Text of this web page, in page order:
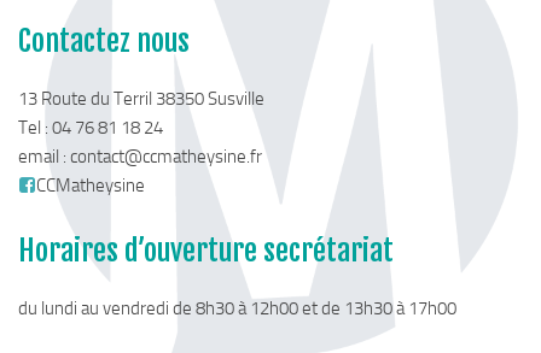
Appel à projet Friche
Reconquête de terrains agricoles et installations
Projet Alimentaire Territorial
Aménagement du territoire
Urbanisme ADS (Autorisation des droits du sol)
Plan Local d’Urbanisme
Architecte conseil
Bornes pour Véhicules Electriques
Contactez nous
13 Route du Terril 38350 Susville
Tel : 04 76 81 18 24
email : contact@ccmatheysine.fr
CCMatheysine
Horaires d’ouverture secrétariat
du lundi au vendredi de 8h30 à 12h00 et de 13h30 à 17h00